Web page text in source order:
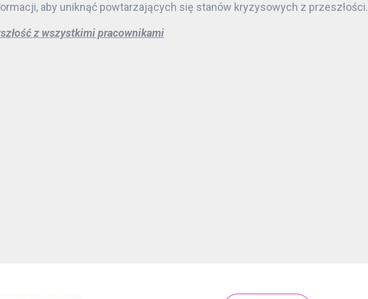
aby uniknąć powtarzających się stanów kryzysowych z przeszłości.
z wszystkimi pracownikami